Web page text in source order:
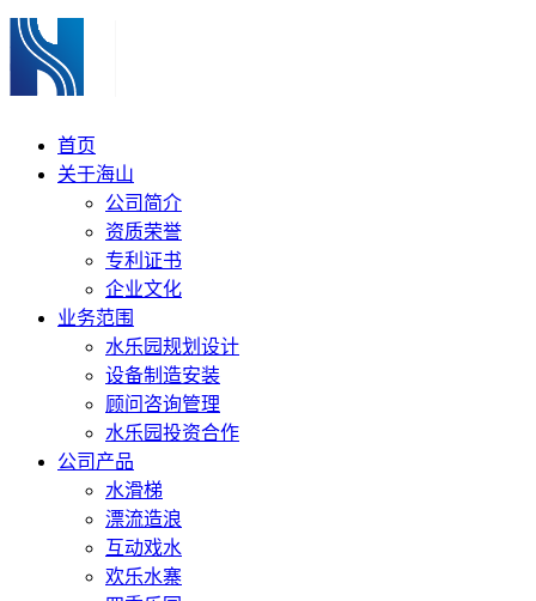
首页
关于海山
公司简介
资质荣誉
专利证书
企业文化
业务范围
水乐园规划设计
设备制造安装
顾问咨询管理
水乐园投资合作
公司产品
水滑梯
漂流造浪
互动戏水
欢乐水寨